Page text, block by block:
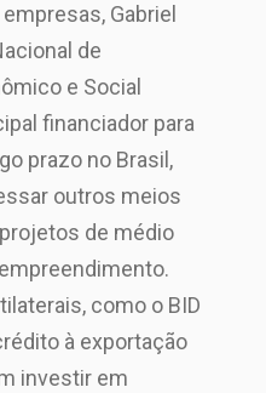
Gabriel
de
e Social
financiador para
prazo no Brasil,
outros meios
de médio
como o BID
à exportação
investir em